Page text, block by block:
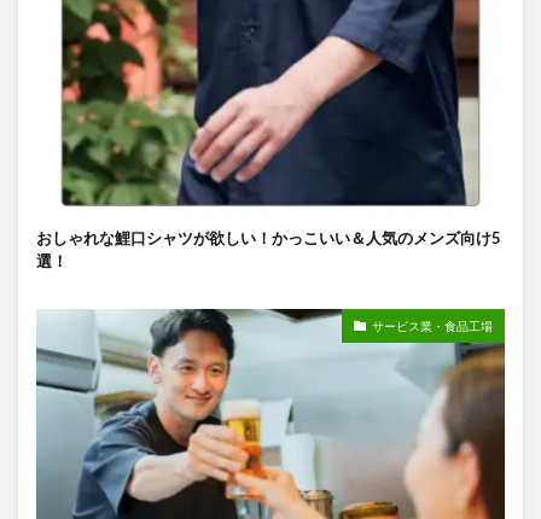
おしゃれな鯉口シャツが欲しい！かっこいい＆人気のメンズ向け5
選！
サービス業・食品工場